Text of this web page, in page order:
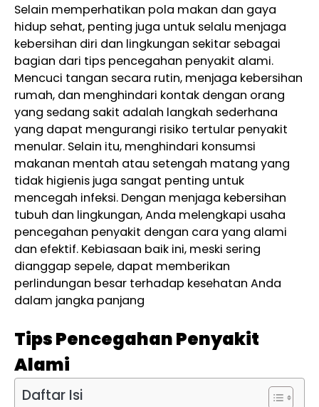
Selain memperhatikan pola makan dan gaya
hidup sehat, penting juga untuk selalu menjaga
kebersihan diri dan lingkungan sekitar sebagai
bagian dari tips pencegahan penyakit alami.
Mencuci tangan secara rutin, menjaga kebersihan
rumah, dan menghindari kontak dengan orang
yang sedang sakit adalah langkah sederhana
yang dapat mengurangi risiko tertular penyakit
menular. Selain itu, menghindari konsumsi
makanan mentah atau setengah matang yang
tidak higienis juga sangat penting untuk
mencegah infeksi. Dengan menjaga kebersihan
tubuh dan lingkungan, Anda melengkapi usaha
pencegahan penyakit dengan cara yang alami
dan efektif. Kebiasaan baik ini, meski sering
dianggap sepele, dapat memberikan
perlindungan besar terhadap kesehatan Anda
dalam jangka panjang
Tips Pencegahan Penyakit
Alami
Daftar Isi